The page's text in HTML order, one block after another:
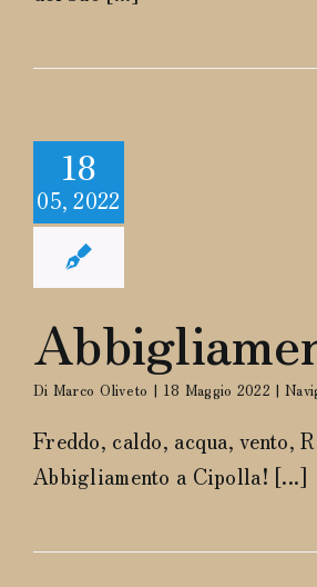
18
05, 2022
Di Marco Oliveto | 18 Maggio 2022 |
Freddo, caldo, acqua, vento,
Abbigliamento a Cipolla! [...]